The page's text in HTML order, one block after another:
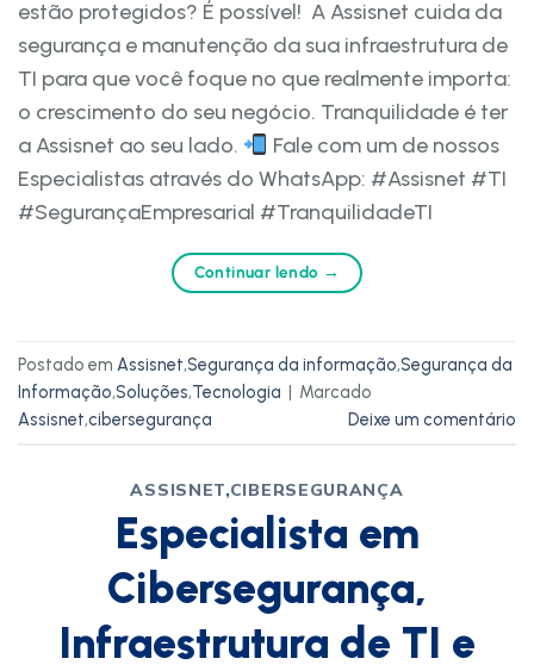
estão protegidos? É possível! A Assisnet cuida da
segurança e manutenção da sua infraestrutura de
TI para que você foque no que realmente importa:
o crescimento do seu negócio. Tranquilidade é ter
a Assisnet ao seu lado.
Fale com um de nossos
Especialistas através do WhatsApp: #Assisnet #TI
#SegurançaEmpresarial #TranquilidadeTI
Continuar lendo →
Postado em Assisnet,Segurança da informação,Segurança da
Informação,Soluções,Tecnologia | Marcado
Assisnet,cibersegurança Deixe um comentário
ASSISNET,CIBERSEGURANÇA
Especialista em
Cibersegurança,
Infraestrutura de TI e